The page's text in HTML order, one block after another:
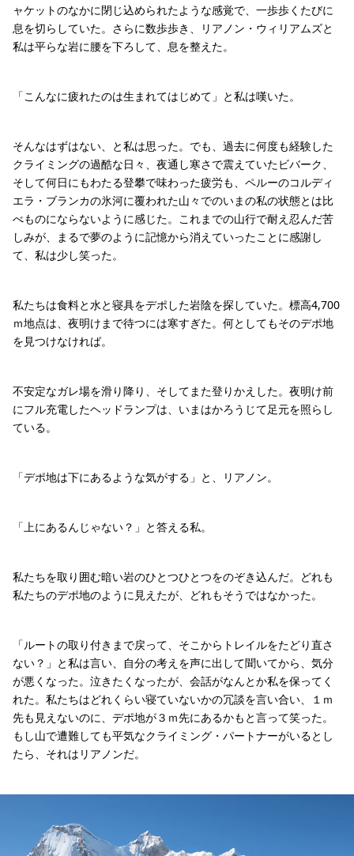
ャケットのなかに閉じ込められたような感覚で、一歩歩くたびに
息を切らしていた。さらに数歩歩き、リアノン・ウィリアムズと
私は平らな岩に腰を下ろして、息を整えた。
「こんなに疲れたのは生まれてはじめて」と私は嘆いた。
そんなはずはない、と私は思った。でも、過去に何度も経験した
クライミングの過酷な日々、夜通し寒さで震えていたビバーク、
そして何日にもわたる登攀で味わった疲労も、ペルーのコルディ
エラ・ブランカの氷河に覆われた山々でのいまの私の状態とは比
べものにならないように感じた。これまでの山行で耐え忍んだ苦
しみが、まるで夢のように記憶から消えていったことに感謝し
て、私は少し笑った。
私たちは食料と水と寝具をデポした岩陰を探していた。標高4,700
ｍ地点は、夜明けまで待つには寒すぎた。何としてもそのデポ地
を見つけなければ。
不安定なガレ場を滑り降り、そしてまた登りかえした。夜明け前
にフル充電したヘッドランプは、いまはかろうじて足元を照らし
ている。
「デポ地は下にあるような気がする」と、リアノン。
「上にあるんじゃない？」と答える私。
私たちを取り囲む暗い岩のひとつひとつをのぞき込んだ。どれも
私たちのデポ地のように見えたが、どれもそうではなかった。
「ルートの取り付きまで戻って、そこからトレイルをたどり直さ
ない？」と私は言い、自分の考えを声に出して聞いてから、気分
が悪くなった。泣きたくなったが、会話がなんとか私を保ってく
れた。私たちはどれくらい寝ていないかの冗談を言い合い、１ｍ
先も見えないのに、デポ地が３ｍ先にあるかもと言って笑った。
もし山で遭難しても平気なクライミング・パートナーがいるとし
たら、それはリアノンだ。